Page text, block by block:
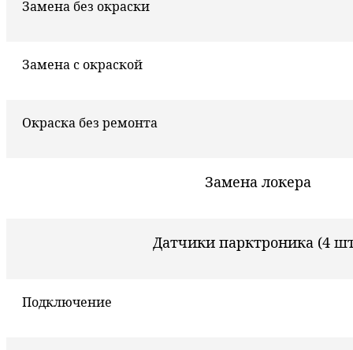
Замена без окраски
Замена с окраской
Окраска без ремонта
Замена локера
Датчики парктроника (4
Подключение